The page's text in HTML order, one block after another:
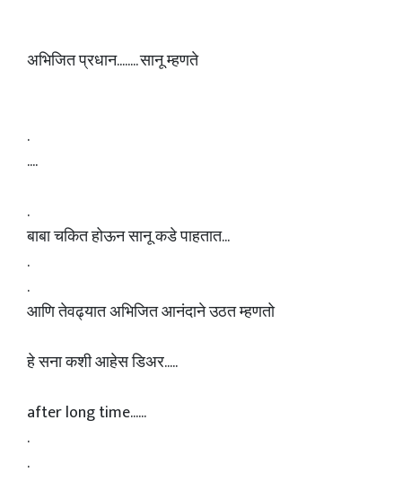
अभिजित प्रधान........ सानू म्हणते
.
....
.
बाबा चकित होऊन सानू कडे पाहतात...
.
.
आणि तेवढ्यात अभिजित आनंदाने उठत म्हणतो
हे सना कशी आहेस डिअर.....
after long time......
.
.